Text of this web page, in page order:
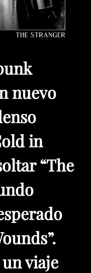
nuevo
in
“The
viaje